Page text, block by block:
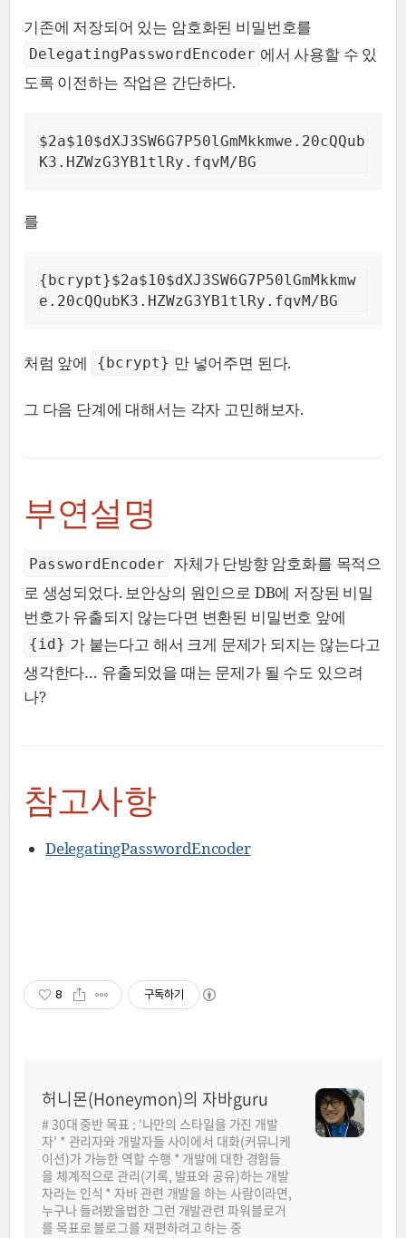
기존에 저장되어 있는 암호화된 비밀번호를
DelegatingPasswordEncoder 에서 사용할 수 있
도록 이전하는 작업은 간단하다.
$2a$10$dXJ3SW6G7P50lGmMkkmwe.20cQQub
K3.HZWzG3YB1tlRy.fqvM/BG
를
{bcrypt}$2a$10$dXJ3SW6G7P50lGmMkkmw
e.20cQQubK3.HZWzG3YB1tlRy.fqvM/BG
처럼 앞에 {bcrypt} 만 넣어주면 된다.
그 다음 단계에 대해서는 각자 고민해보자.
부연설명
PasswordEncoder 자체가 단방향 암호화를 목적으
로 생성되었다. 보안상의 원인으로 DB에 저장된 비밀
번호가 유출되지 않는다면 변환된 비밀번호 앞에
{id} 가 붙는다고 해서 크게 문제가 되지는 않는다고
생각한다…​ 유출되었을 때는 문제가 될 수도 있으려
나?
참고사항
DelegatingPasswordEncoder
8 구독하기
허니몬(Honeymon)의 자바guru
# 30대 중반 목표 : '나만의 스타일을 가진 개발
자' * 관리자와 개발자들 사이에서 대화(커뮤니케
이션)가 가능한 역할 수행 * 개발에 대한 경험들
을 체계적으로 관리(기록, 발표와 공유)하는 개발
자라는 인식 * 자바 관련 개발을 하는 사람이라면,
누구나 들려봤을법한 그런 개발관련 파워블로거
를 목표로 블로그를 재편하려고 하는 중